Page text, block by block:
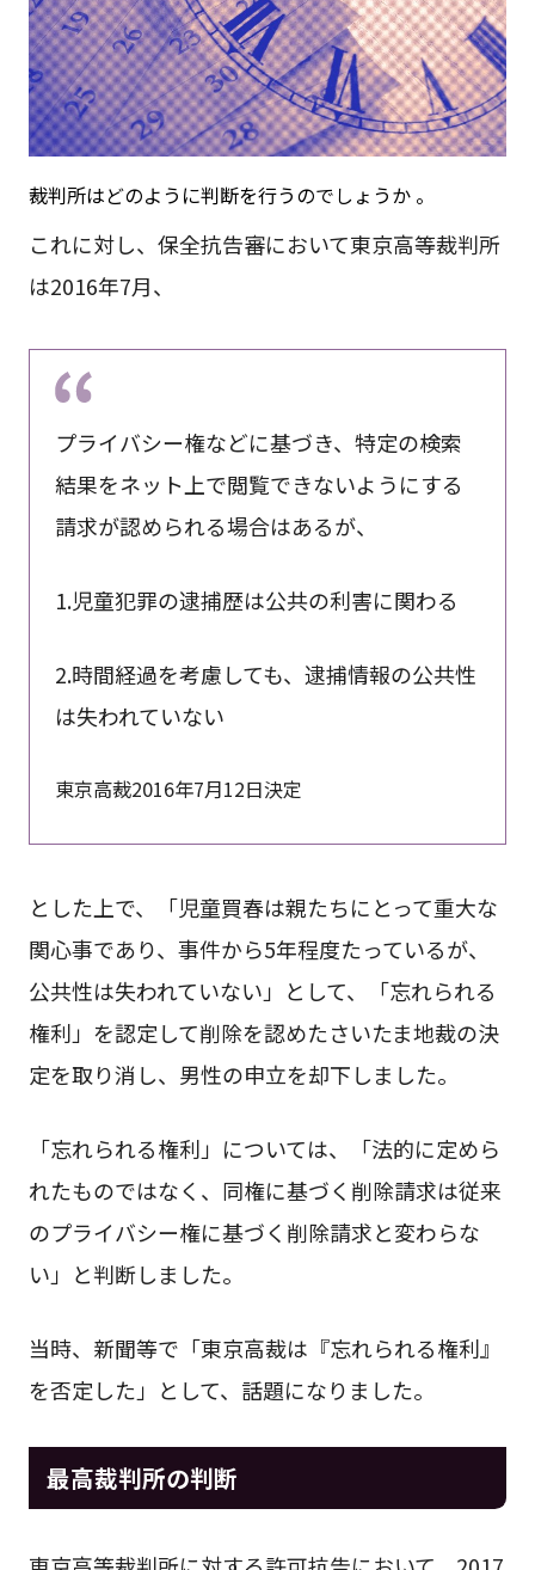
裁判所はどのように判断を行うのでしょうか 。
これに対し、保全抗告審において東京高等裁判所
は2016年7月、
プライバシー権などに基づき、特定の検索
結果をネット上で閲覧できないようにする
請求が認められる場合はあるが、
1.児童犯罪の逮捕歴は公共の利害に関わる
2.時間経過を考慮しても、逮捕情報の公共性
は失われていない
東京高裁2016年7月12日決定
とした上で、「児童買春は親たちにとって重大な
関心事であり、事件から5年程度たっているが、
公共性は失われていない」として、「忘れられる
権利」を認定して削除を認めたさいたま地裁の決
定を取り消し、男性の申立を却下しました。
「忘れられる権利」については、「法的に定めら
れたものではなく、同権に基づく削除請求は従来
のプライバシー権に基づく削除請求と変わらな
い」と判断しました。
当時、新聞等で「東京高裁は『忘れられる権利』
を否定した」として、話題になりました。
最高裁判所の判断